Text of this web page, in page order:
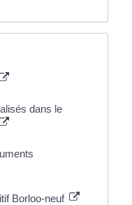
dans le
Borloo-neuf